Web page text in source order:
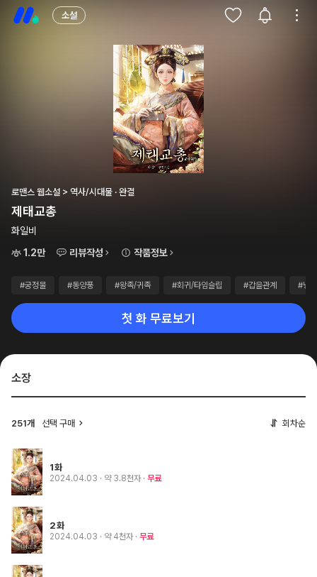
소설
로맨스 웹소설 > 역사/시대물 · 완결
제태교총
화일비
1.2만
리뷰작성 작품정보
#궁정물 #동양풍 #왕족/귀족 #회귀/타임슬립 #갑을관계 #냉
첫 화 무료보기
소장
251개 선택 구매 회차순
1화
2024.04.03 · 약 3.8천자 무료
2화
2024.04.03 · 약 4천자 무료